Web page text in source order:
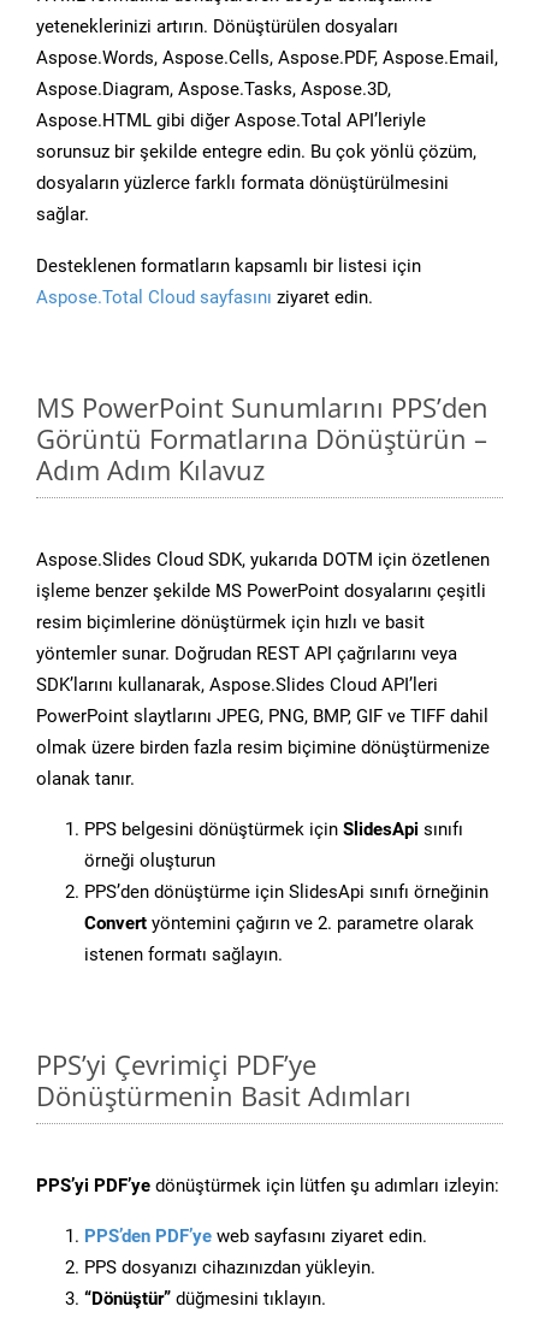
yeteneklerinizi artırın. Dönüştürülen dosyaları
Aspose.Words, Aspose.Cells, Aspose.PDF, Aspose.Email,
Aspose.Diagram, Aspose.Tasks, Aspose.3D,
Aspose.HTML gibi diğer Aspose.Total API’leriyle
sorunsuz bir şekilde entegre edin. Bu çok yönlü çözüm,
dosyaların yüzlerce farklı formata dönüştürülmesini
sağlar.
Desteklenen formatların kapsamlı bir listesi için
Aspose.Total Cloud sayfasını ziyaret edin.
MS PowerPoint Sunumlarını PPS’den
Görüntü Formatlarına Dönüştürün –
Adım Adım Kılavuz
Aspose.Slides Cloud SDK, yukarıda DOTM için özetlenen
işleme benzer şekilde MS PowerPoint dosyalarını çeşitli
resim biçimlerine dönüştürmek için hızlı ve basit
yöntemler sunar. Doğrudan REST API çağrılarını veya
SDK’larını kullanarak, Aspose.Slides Cloud API’leri
PowerPoint slaytlarını JPEG, PNG, BMP, GIF ve TIFF dahil
olmak üzere birden fazla resim biçimine dönüştürmenize
olanak tanır.
PPS belgesini dönüştürmek için SlidesApi sınıfı
örneği oluşturun
PPS’den dönüştürme için SlidesApi sınıfı örneğinin
Convert yöntemini çağırın ve 2. parametre olarak
istenen formatı sağlayın.
PPS’yi Çevrimiçi PDF’ye
Dönüştürmenin Basit Adımları
PPS’yi PDF’ye dönüştürmek için lütfen şu adımları izleyin:
PPS’den PDF’ye web sayfasını ziyaret edin.
PPS dosyanızı cihazınızdan yükleyin.
“Dönüştür” düğmesini tıklayın.